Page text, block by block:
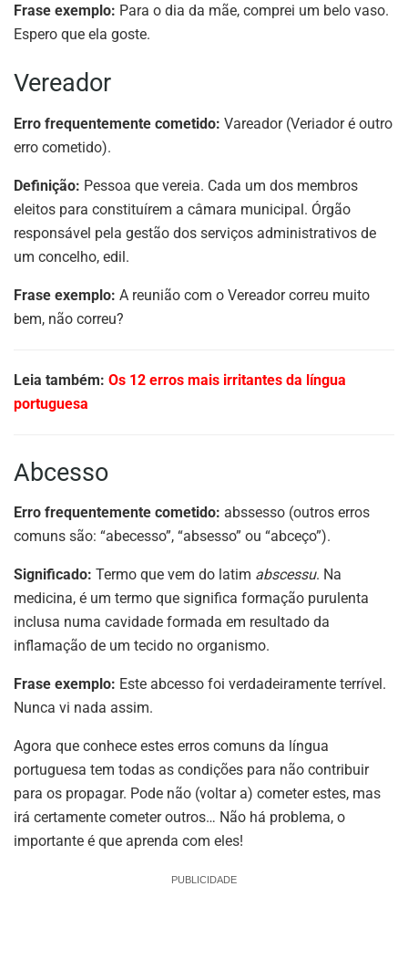
Frase exemplo: Para o dia da mãe, comprei um belo vaso.
Espero que ela goste.
Vereador
Erro frequentemente cometido: Vareador (Veriador é outro
erro cometido).
Definição: Pessoa que vereia. Cada um dos membros
eleitos para constituírem a câmara municipal. Órgão
responsável pela gestão dos serviços administrativos de
um concelho, edil.
Frase exemplo: A reunião com o Vereador correu muito
bem, não correu?
Leia também: Os 12 erros mais irritantes da língua
portuguesa
Abcesso
Erro frequentemente cometido: abssesso (outros erros
comuns são: “abecesso”, “absesso” ou “abceço”).
Significado: Termo que vem do latim abscessu. Na
medicina, é um termo que significa formação purulenta
inclusa numa cavidade formada em resultado da
inflamação de um tecido no organismo.
Frase exemplo: Este abcesso foi verdadeiramente terrível.
Nunca vi nada assim.
Agora que conhece estes erros comuns da língua
portuguesa tem todas as condições para não contribuir
para os propagar. Pode não (voltar a) cometer estes, mas
irá certamente cometer outros… Não há problema, o
importante é que aprenda com eles!
PUBLICIDADE